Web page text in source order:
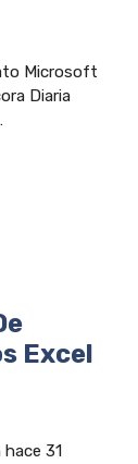
Microsoft
Diaria
Excel
31